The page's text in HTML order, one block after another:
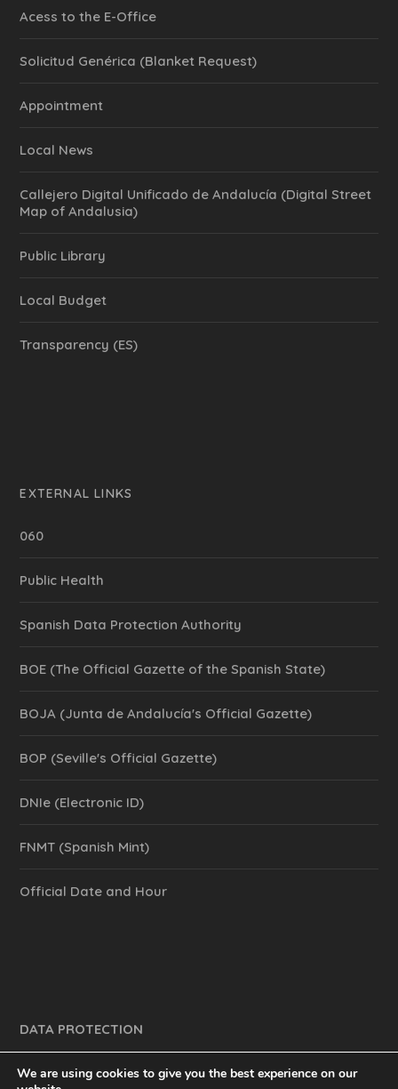
Acess to the E-Office
Solicitud Genérica (Blanket Request)
Appointment
Local News
Callejero Digital Unificado de Andalucía (Digital Street
Map of Andalusia)
Public Library
Local Budget
Transparency (ES)
EXTERNAL LINKS
060
Public Health
Spanish Data Protection Authority
BOE (The Official Gazette of the Spanish State)
BOJA (Junta de Andalucía's Official Gazette)
BOP (Seville's Official Gazette)
DNIe (Electronic ID)
FNMT (Spanish Mint)
Official Date and Hour
DATA PROTECTION
We are using cookies to give you the best experience on our